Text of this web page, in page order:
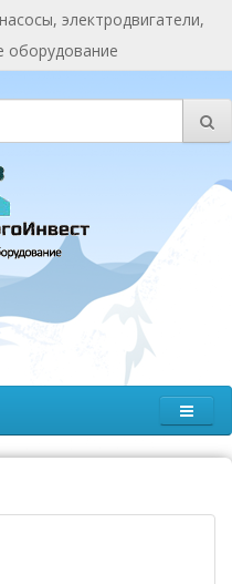
электродвигатели,
оборудование